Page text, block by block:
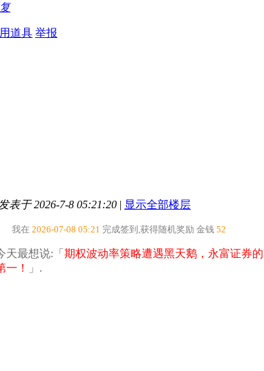
道具 举报
表于 2026-7-8 05:21:20 | 显示全部楼层
我在 2026-07-08 05:21 完成签到,获得随机奖励 金钱 52
天最想说:「 期权波动率策略遭遇黑天鹅，永富证券
一！
」.